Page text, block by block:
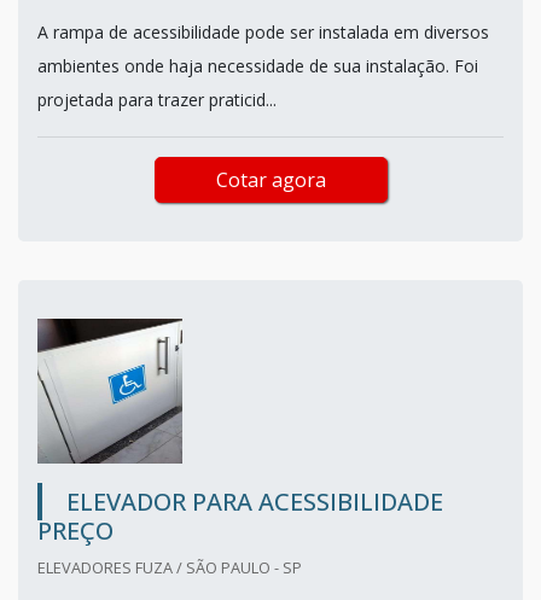
A rampa de acessibilidade pode ser instalada em diversos
ambientes onde haja necessidade de sua instalação. Foi
projetada para trazer praticid...
Cotar agora
ELEVADOR PARA ACESSIBILIDADE
PREÇO
ELEVADORES FUZA / SÃO PAULO - SP